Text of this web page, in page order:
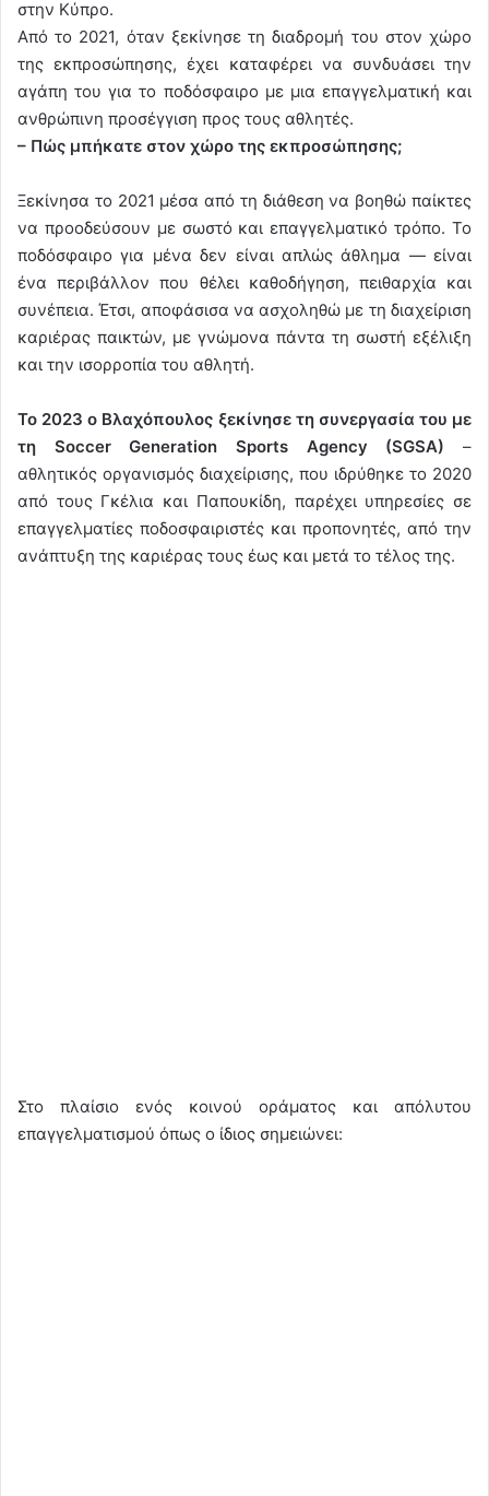
στην Κύπρο.
Από το 2021, όταν ξεκίνησε τη διαδρομή του στον χώρο
της εκπροσώπησης, έχει καταφέρει να συνδυάσει την
αγάπη του για το ποδόσφαιρο με μια επαγγελματική και
ανθρώπινη προσέγγιση προς τους αθλητές.
– Πώς μπήκατε στον χώρο της εκπροσώπησης;
Ξεκίνησα το 2021 μέσα από τη διάθεση να βοηθώ παίκτες
να προοδεύσουν με σωστό και επαγγελματικό τρόπο. Το
ποδόσφαιρο για μένα δεν είναι απλώς άθλημα — είναι
έναπεριβάλλον που θέλει καθοδήγηση, πειθαρχία και
συνέπεια. Έτσι, αποφάσισα να ασχοληθώ με τη διαχείριση
καριέρας παικτών, με γνώμονα πάντα τη σωστή εξέλιξη
και την ισορροπία του αθλητή.
Το 2023 ο Βλαχόπουλος ξεκίνησε τη συνεργασία του με
τη Soccer Generation Sports Agency (SGSA) –
αθλητικός οργανισμός διαχείρισης, που ιδρύθηκε το 2020
από τους Γκέλια και Παπουκίδη, παρέχει υπηρεσίες σε
επαγγελματίες ποδοσφαιριστές και προπονητές, από την
ανάπτυξη της καριέρας τους έως και μετά το τέλος της.
Στο πλαίσιο ενός κοινού οράματος και απόλυτου
επαγγελματισμού όπως ο ίδιος σημειώνει: